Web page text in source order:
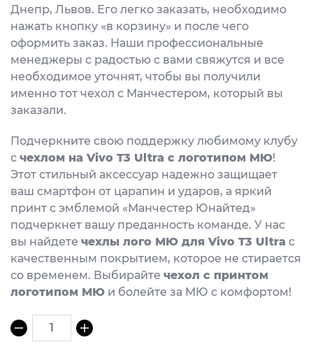
Днепр, Львов. Его легко заказать, необходимо
нажать кнопку «в корзину» и после чего
оформить заказ. Наши профессиональные
менеджеры с радостью с вами свяжутся и все
необходимое уточнят, чтобы вы получили
именно тот чехол с Манчестером, который вы
заказали.
Подчеркните свою поддержку любимому клубу
с чехлом на Vivo T3 Ultra с логотипом МЮ!
Этот стильный аксессуар надежно защищает
ваш смартфон от царапин и ударов, а яркий
принт с эмблемой «Манчестер Юнайтед»
подчеркнет вашу преданность команде. У нас
вы найдете чехлы лого МЮ для Vivo T3 Ultra с
качественным покрытием, которое не стирается
со временем. Выбирайте чехол с принтом
логотипом МЮ и болейте за МЮ с комфортом!
1